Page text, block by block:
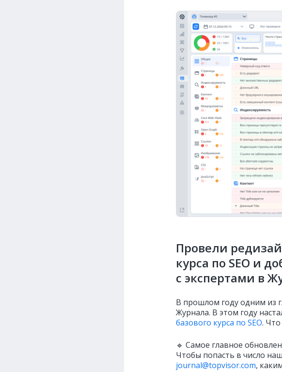
Провели
курса по SEO и
с экспертами в
В прошлом году одним из
Журнала. В этом году
базового курса по SEO.
🔹 Самое главное
Чтобы попасть в число
journal@topvisor.com,